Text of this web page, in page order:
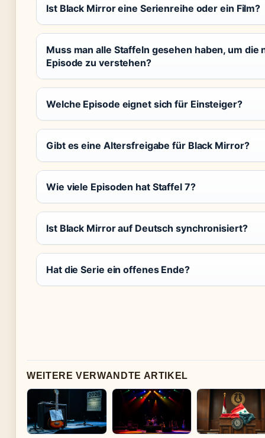
Ist Black Mirror eine Serienreihe oder ein Film?
Muss man alle Staffeln gesehen haben, um die
Episode zu verstehen?
Welche Episode eignet sich für Einsteiger?
Gibt es eine Altersfreigabe für Black Mirror?
Wie viele Episoden hat Staffel 7?
Ist Black Mirror auf Deutsch synchronisiert?
Hat die Serie ein offenes Ende?
WEITERE VERWANDTE ARTIKEL